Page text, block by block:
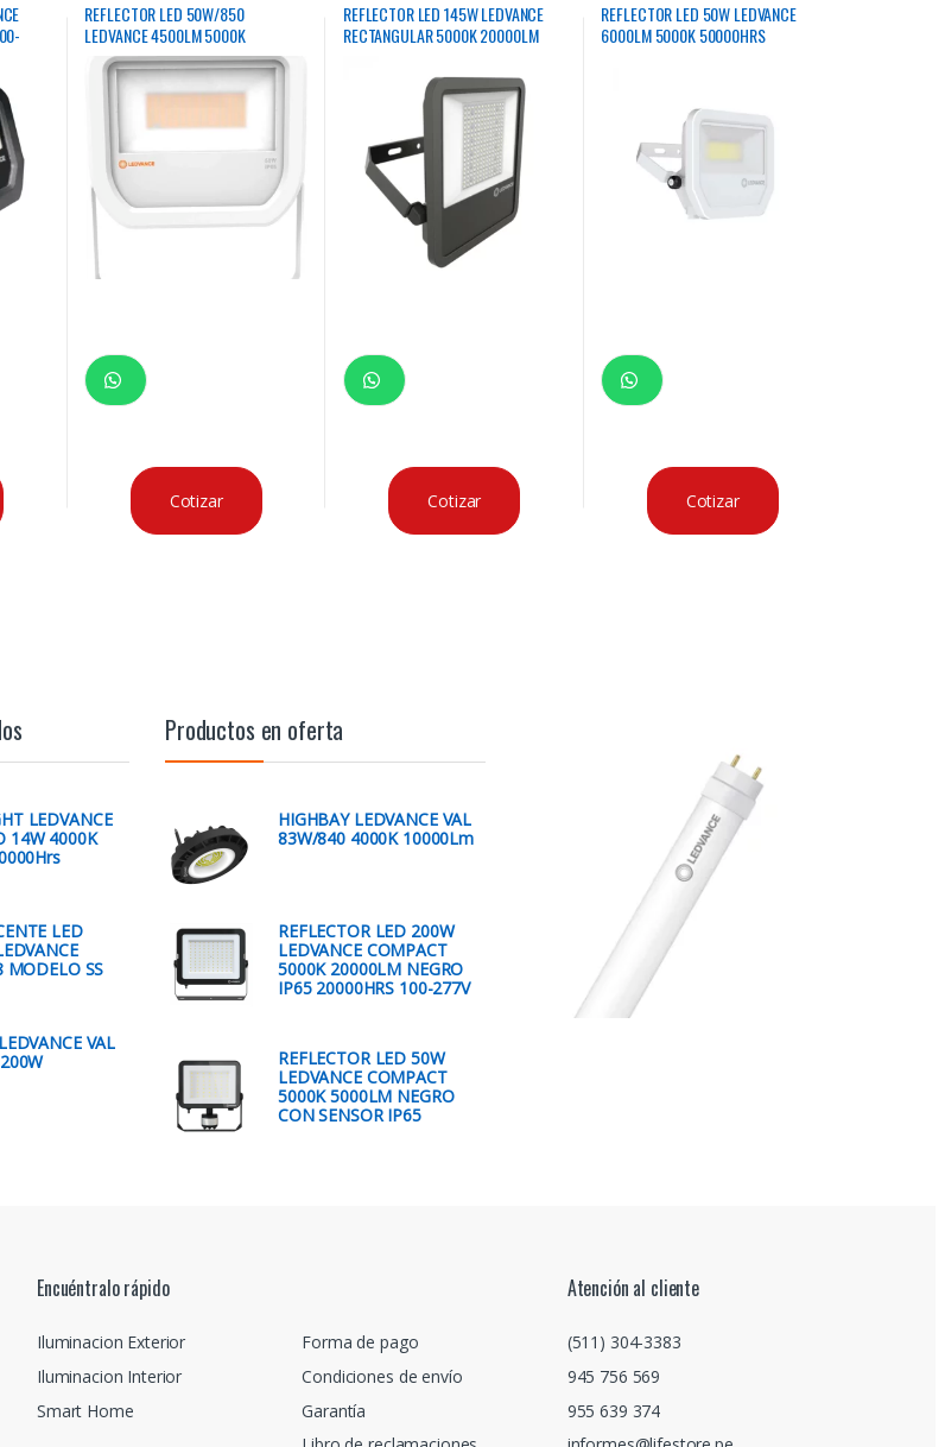
REFLECTOR LED 50W/850
LEDVANCE 4500LM 5000K
30000HRS RECTANGULAR BLANCO
Cotizar
REFLECTOR LED 145W LEDVANCE
RECTANGULAR 5000K 20000LM
Cotizar
REFLECTOR LED 50W LEDVANCE
6000LM 5000K 50000HRS
Cotizar
LEDVANCE
14W 4000K
LED
MODELO SS
VAL
Productos en oferta
HIGHBAY LEDVANCE VAL
83W/840 4000K 10000Lm
REFLECTOR LED 200W
LEDVANCE COMPACT
5000K 20000LM NEGRO
IP65 20000HRS 100-277V
REFLECTOR LED 50W
LEDVANCE COMPACT
5000K 5000LM NEGRO
CON SENSOR IP65
Encuéntralo rápido
Iluminacion Exterior
Iluminacion Interior
Smart Home
Forma de pago
Condiciones de envío
Garantía
Atención al cliente
(511) 304-3383
945 756 569
955 639 374